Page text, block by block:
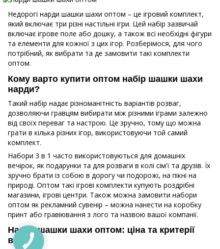
Недорогі нарди шашки шахи оптом – це ігровий комплект,
який включає три різні настільні ігри. Цей набір зазвичай
включає ігрове поле або дошку, а також всі необхідні фігури
та елементи для кожної з цих ігор. Розберімося, для чого
потрібний, як вибрати та де замовити такі комплекти
оптом.
Кому варто купити оптом набір шашки шахи
нарди?
Такий набір надає різноманітність варіантів розваг,
дозволяючи гравцям вибирати між різними іграми залежно
від своїх переваг та настрою. Це зручно, тому що можна
грати в кілька різних ігор, використовуючи той самий
комплект.
Набори 3 в 1 часто використовуються для домашніх
вечірок, як подарунки та для розваги в колі сім'ї та друзів. Їх
зручно брати із собою в дорогу чи подорожі, на пікні на
природі. Оптом такі ігрові комплекти купують роздрібні
магазини, ігрові центри. Також можна замовити набори
оптом як рекламний сувенір – можна нанести на коробку
принт або гравіювання з лого та назвою вашої компанії.
Нарди шашки шахи оптом: ціна та критерії
вибору